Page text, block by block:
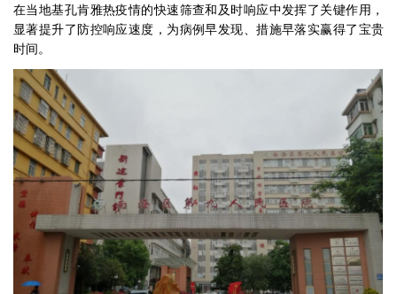
在当地基孔肯雅热疫情的快速筛查和及时响应中发挥了关键作用，
显著提升了防控响应速度，为病例早发现、措施早落实赢得了宝贵
时间。